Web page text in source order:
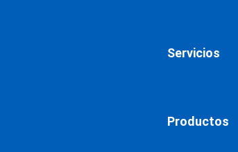
Servicios
Productos